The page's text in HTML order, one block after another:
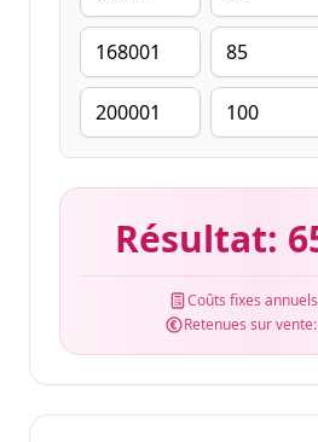
Résultat:
Coûts fixes
Retenues sur vente: